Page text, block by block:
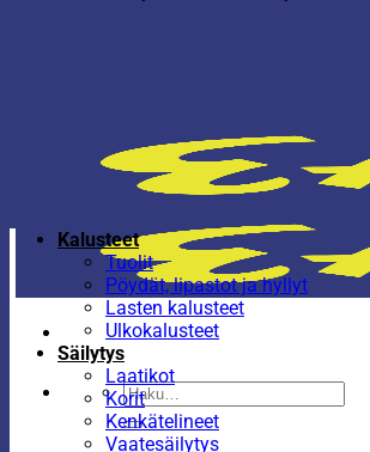
Etsi:
Kalusteet
Tuolit
Pöydät, lipastot ja hyllyt
Lasten kalusteet
Ulkokalusteet
Säilytys
Laatikot
Korit
Kenkätelineet
Vaatesäilytys